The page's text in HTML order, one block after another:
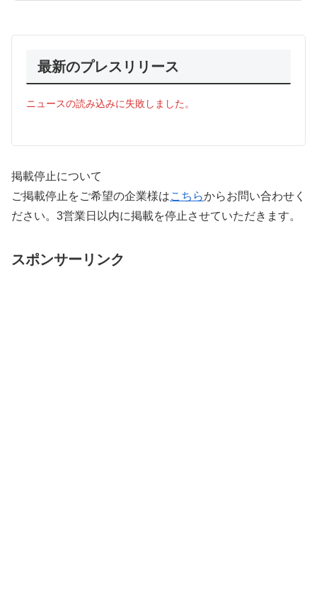
最新のプレスリリース
ニュースの読み込みに失敗しました。
掲載停止について
ご掲載停止をご希望の企業様はこちらからお問い合わせく
ださい。3営業日以内に掲載を停止させていただきます。
スポンサーリンク